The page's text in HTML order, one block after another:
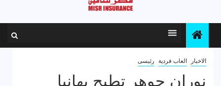
الاخبار العاب فردية رئيسى
نوران جوهر تطيح بهانيا